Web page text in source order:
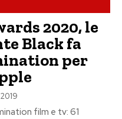
2020, le
Black fa
per
film e tv: 61